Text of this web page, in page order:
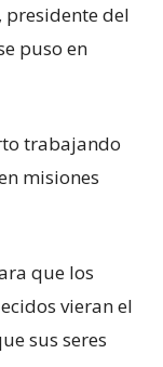
presidente del
puso en
trabajando
misiones
que los
vieran el
sus seres